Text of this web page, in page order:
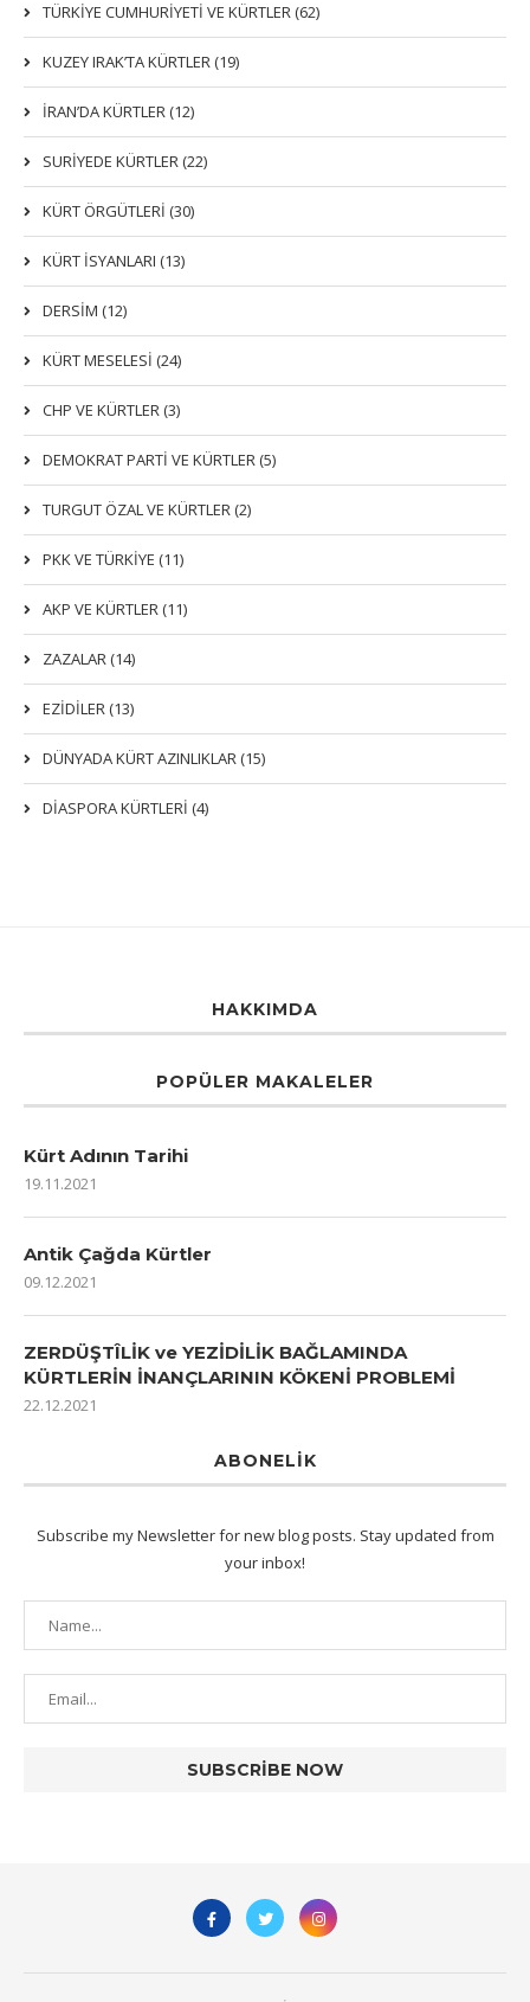
TÜRKİYE CUMHURİYETİ VE KÜRTLER (62)
KUZEY IRAK’TA KÜRTLER (19)
İRAN’DA KÜRTLER (12)
SURİYEDE KÜRTLER (22)
KÜRT ÖRGÜTLERİ (30)
KÜRT İSYANLARI (13)
DERSIM (12)
KÜRT MESELESİ (24)
CHP VE KÜRTLER (3)
DEMOKRAT PARTI VE KÜRTLER (5)
TURGUT ÖZAL VE KÜRTLER (2)
PKK VE TÜRKIYE (11)
AKP VE KÜRTLER (11)
ZAZALAR (14)
EZIDILER (13)
DÜNYADA KÜRT AZINLIKLAR (15)
DİASPORA KÜRTLERİ (4)
HAKKIMDA
POPÜLER MAKALELER
Kürt Adının Tarihi
19.11.2021
Antik Çağda Kürtler
09.12.2021
ZERDÜŞTÎLİK ve YEZİDİLİK BAĞLAMINDA
KÜRTLERİN İNANÇLARININ KÖKENİ PROBLEMİ
22.12.2021
ABONELIK
Subscribe my Newsletter for new blog posts. Stay updated from
your inbox!